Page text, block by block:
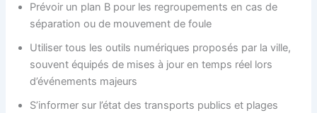
Prévoir un plan B pour les regroupements en cas de
séparation ou de mouvement de foule
Utiliser tous les outils numériques proposés par la ville,
souvent équipés de mises à jour en temps réel lors
d’événements majeurs
S’informer sur l’état des transports publics et plages